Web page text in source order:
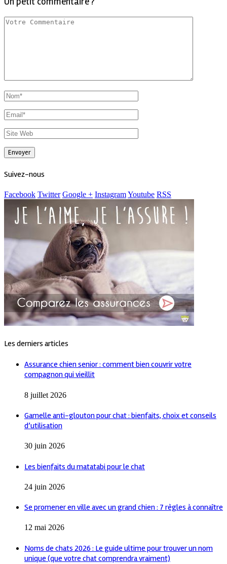
Suivez-nous
Facebook Twitter Google + InstagramYoutube RSS
Les derniers articles
Assurance chien senior : comment bien couvrir votre
compagnon qui vieillit
8 juillet 2026
Gamelle anti-glouton pour chat : bienfaits, choix et conseils
d’utilisation
30 juin 2026
Les bienfaits du matatabi pour le chat
24 juin 2026
Se promener en ville avec un grand chien : 7 règles à connaître
12 mai 2026
Noms de chats 2026 : Le guide ultime pour trouver un nom
unique (que votre chat comprendra vraiment)